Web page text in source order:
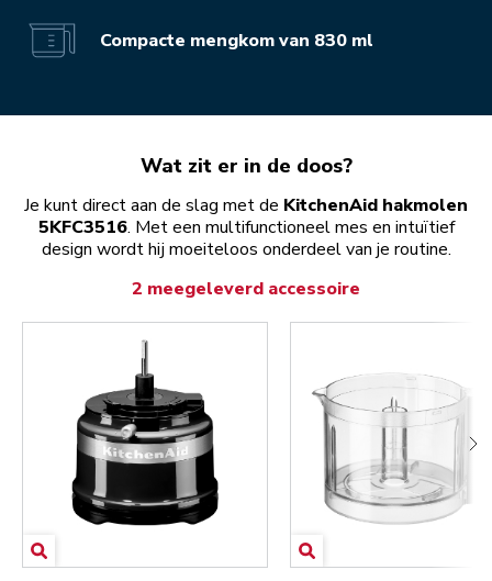
Compacte mengkom van 830 ml
Wat zit er in de doos?
Je kunt direct aan de slag met de KitchenAid hakmolen
5KFC3516. Met een multifunctioneel mes en intuïtief
design wordt hij moeiteloos onderdeel van je routine.
2 meegeleverd accessoire